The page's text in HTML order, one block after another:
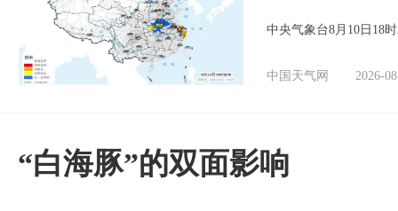
中央气象台8月10日18
中国天气网 2026-
​“白海豚”的双面影响